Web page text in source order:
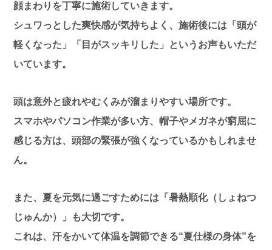
顔まわりを丁寧に施術していきます。
シュワっとした爽快感が気持ちよく、施術後には「頭が
軽くなった」「目がスッキリした」というお声もいただ
いています。
頭は意外と疲れやむくみが溜まりやすい場所です。
スマホやパソコン作業が多い方、帽子やメガネが窮屈に
感じる方は、頭部の緊張が強くなっているかもしれませ
ん。
また、夏を元気に過ごすためには「暑熱順化（しょねつ
じゅんか）」も大切です。
これは、汗をかいて体温を調節できる“夏仕様の身体”を